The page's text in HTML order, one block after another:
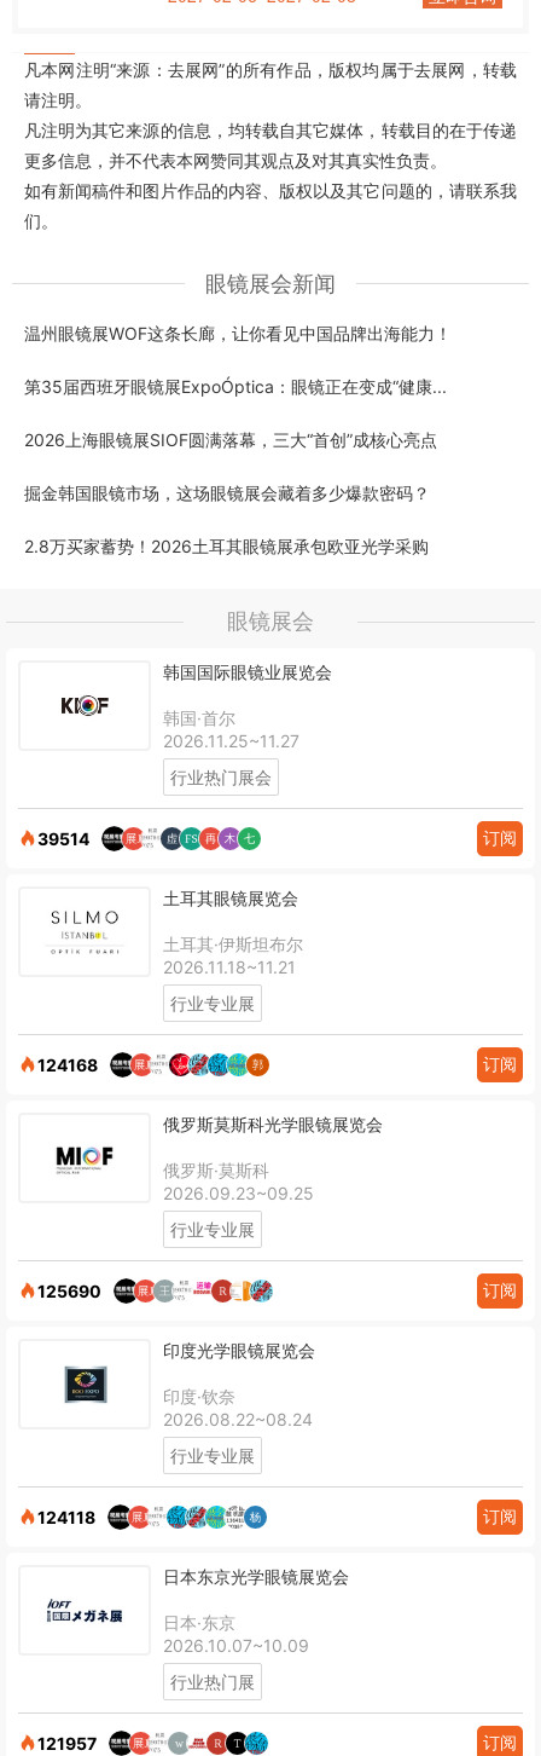
凡本网注明“来源：去展网”的所有作品，版权均属于去展网，转载
请注明。
凡注明为其它来源的信息，均转载自其它媒体，转载目的在于传递
更多信息，并不代表本网赞同其观点及对其真实性负责。
如有新闻稿件和图片作品的内容、版权以及其它问题的，请联系我
们。
眼镜展会新闻
温州眼镜展WOF这条长廊，让你看见中国品牌出海能力！
第35届西班牙眼镜展ExpoÓptica：眼镜正在变成“健康...
2026上海眼镜展SIOF圆满落幕，三大“首创”成核心亮点
掘金韩国眼镜市场，这场眼镜展会藏着多少爆款密码？
2.8万买家蓄势！2026土耳其眼镜展承包欧亚光学采购
眼镜展会
韩国国际眼镜业展览会
韩国·首尔
2026.11.25~11.27
行业热门展会
39514 订阅
土耳其眼镜展览会
土耳其·伊斯坦布尔
2026.11.18~11.21
行业专业展
124168 订阅
俄罗斯莫斯科光学眼镜展览会
俄罗斯·莫斯科
2026.09.23~09.25
行业专业展
125690 订阅
印度光学眼镜展览会
印度·钦奈
2026.08.22~08.24
行业专业展
124118 订阅
日本东京光学眼镜展览会
日本·东京
2026.10.07~10.09
行业热门展
121957 订阅